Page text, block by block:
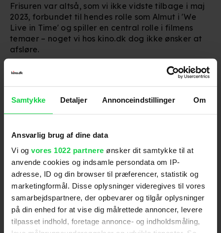
Samtykke Detaljer Annonceindstillinger Om
Ansvarlig brug af dine data
Vi og vores 1022 partnere ønsker dit samtykke til at
anvende cookies og indsamle persondata om IP-
adresse, ID og din browser til præferencer, statistik og
marketingformål. Disse oplysninger videregives til vores
samarbejdspartnere, der opbevarer og tilgår oplysninger
på din enhed for at vise dig målrettede annoncer, levere
tilpasset indhold, foretage annonce- og indholdsmåling,
Frisuren var altså, som vi ikke vidste tilbage i maj
2023, forbundet til hendes rolle som Almut i 'We
Live in Time' og spiller en central rolle i filmens
temaer – noget vi hos kino.dk dog ikke ønsker at
afsløre.
Ikke desto mindre giver billederne et
unikt kig ind i hverdagen for stjerner som Florence
Pugh.
Se billederne nedenfor.
'We Live in Time' har biografpremiere den 24.
oktober. Find dine billetter her på Kino.dk.
For at se dette indhold skal
marketingcookies være slået til. Klik her
for at ændre dine indstillinger.